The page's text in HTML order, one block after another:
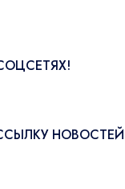
НОВОСТЕЙ